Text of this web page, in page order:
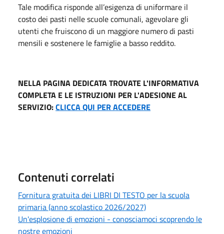
Tale modifica risponde all’esigenza di uniformare il
costo dei pasti nelle scuole comunali, agevolare gli
utenti che fruiscono di un maggiore numero di pasti
mensili e sostenere le famiglie a basso reddito.
NELLA PAGINA DEDICATA TROVATE L'INFORMATIVA
COMPLETA E LE ISTRUZIONI PER L'ADESIONE AL
SERVIZIO:CLICCA QUI PER ACCEDERE
Contenuti correlati
Fornitura gratuita dei LIBRI DI TESTO per la scuola
primaria (anno scolastico 2026/2027)
Un'esplosione di emozioni - conosciamoci scoprendo le
nostre emozioni